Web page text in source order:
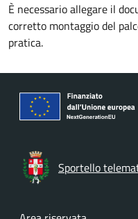
È necessario allegare il
corretto montaggio del
pratica.
Sportello